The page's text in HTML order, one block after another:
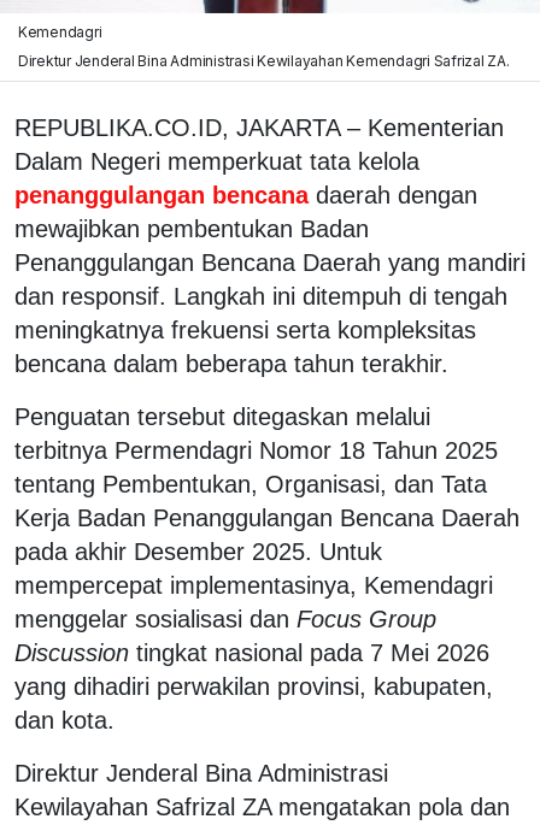
Kemendagri
Direktur Jenderal Bina Administrasi Kewilayahan Kemendagri Safrizal ZA.
REPUBLIKA.CO.ID, JAKARTA – Kementerian
Dalam Negeri memperkuat tata kelola
penanggulangan bencana daerah dengan
mewajibkan pembentukan Badan
Penanggulangan Bencana Daerah yang mandiri
dan responsif. Langkah ini ditempuh di tengah
meningkatnya frekuensi serta kompleksitas
bencana dalam beberapa tahun terakhir.
Penguatan tersebut ditegaskan melalui
terbitnya Permendagri Nomor 18 Tahun 2025
tentang Pembentukan, Organisasi, dan Tata
Kerja Badan Penanggulangan Bencana Daerah
pada akhir Desember 2025. Untuk
mempercepat implementasinya, Kemendagri
menggelar sosialisasi dan Focus Group
Discussion tingkat nasional pada 7 Mei 2026
yang dihadiri perwakilan provinsi, kabupaten,
dan kota.
Direktur Jenderal Bina Administrasi
Kewilayahan Safrizal ZA mengatakan pola dan